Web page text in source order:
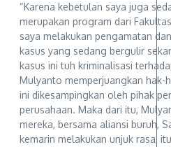
“Karena kebetulan saya juga
merupakan program dari
saya melakukan pengamatan
kasus yang sedang bergulir
kasus ini tuh kriminalisasi
Mulyanto memperjuangkan hak-
ini dikesampingkan oleh pihak
perusahaan. Maka dari itu,
mereka, bersama aliansi buruh,
kemarin melakukan unjuk rasa,